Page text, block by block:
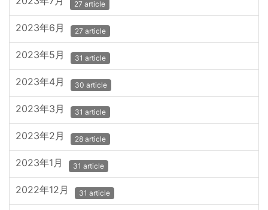
27 article
2023年6月 27 article
2023年5月 31 article
2023年4月 30 article
2023年3月 31 article
2023年2月 28 article
2023年1月 31 article
2022年12月 31 article